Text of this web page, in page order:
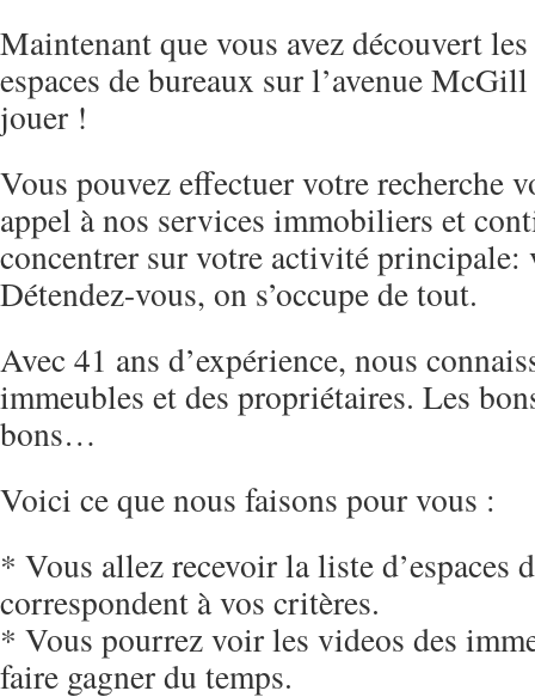
Maintenant que vous avez découvert
espaces de bureaux sur l’avenue
jouer !
Vous pouvez effectuer votre recherche
appel à nos services immobiliers et
concentrer sur votre activité principale:
Détendez-vous, on s’occupe de tout.
Avec 41 ans d’expérience, nous
immeubles et des propriétaires. Les
bons…
Voici ce que nous faisons pour vous :
* Vous allez recevoir la liste d’espaces
correspondent à vos critères.
* Vous pourrez voir les videos des
faire gagner du temps.